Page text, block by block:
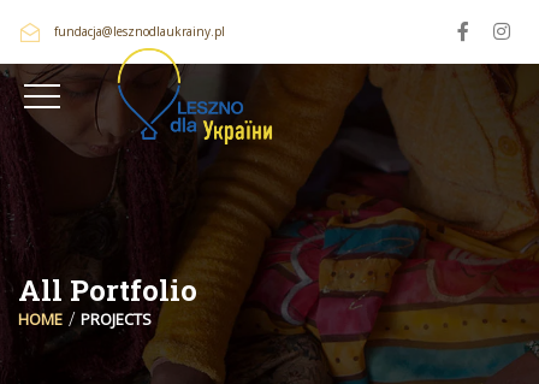
fundacja@lesznodlaukrainy.pl
All Portfolio
HOME PROJECTS